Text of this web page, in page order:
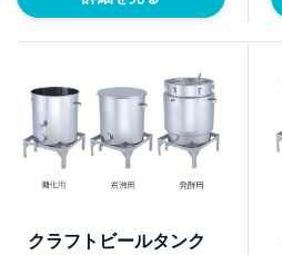
クラフトビールタンク